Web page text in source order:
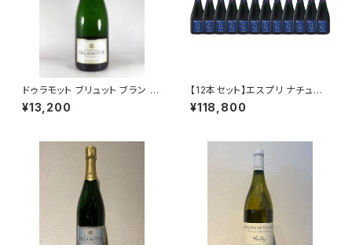
ドゥラモット ブリュット ブラン ド
ブラン NV 750ml シャンパーニ
ュ フランス シャルドネ100％
¥13,200
【12本セット】エスプリ ナチュー
ル G NV 750ml アンリ ジロー
シャンパーニュ フランス 正規品
¥118,800